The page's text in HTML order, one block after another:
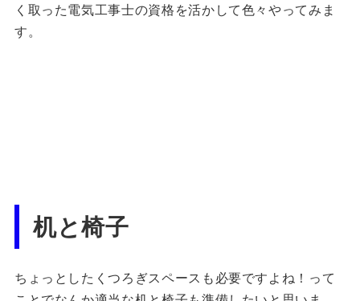
く取った電気工事士の資格を活かして色々やってみま
す。
机と椅子
ちょっとしたくつろぎスペースも必要ですよね！って